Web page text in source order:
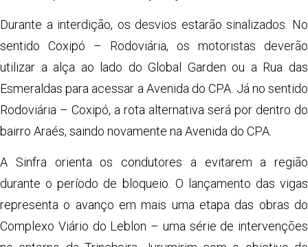
Durante a interdição, os desvios estarão sinalizados. No
sentido Coxipó – Rodoviária, os motoristas deverão
utilizar a alça ao lado do Global Garden ou a Rua das
Esmeraldas para acessar a Avenida do CPA. Já no sentido
Rodoviária – Coxipó, a rota alternativa será por dentro do
bairro Araés, saindo novamente na Avenida do CPA.
A Sinfra orienta os condutores a evitarem a região
durante o período de bloqueio. O lançamento das vigas
representa o avanço em mais uma etapa das obras do
Complexo Viário do Leblon – uma série de intervenções